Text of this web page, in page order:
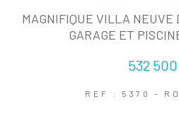
MAGNIFIQUE VILLA
GARAGE ET
532
REF : 5370 -